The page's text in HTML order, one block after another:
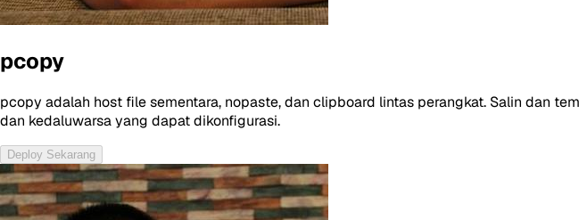
pcopy
pcopy adalah host file sementara, nopaste, dan clipboard lintas perangkat. Salin dan
dan kedaluwarsa yang dapat dikonfigurasi.
Deploy Sekarang